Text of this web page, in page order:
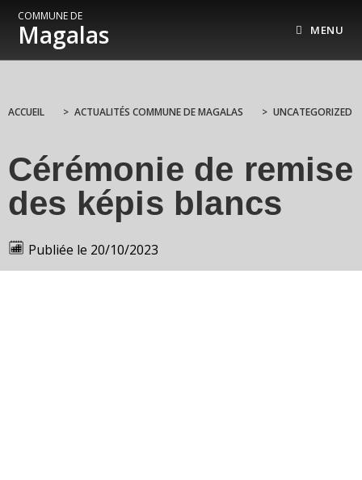
COMMUNE DE
Magalas MENU
ACCUEIL > ACTUALITÉS COMMUNE DE MAGALAS > UNCATEGORIZED
Cérémonie de remise
des képis blancs
Publiée le 20/10/2023